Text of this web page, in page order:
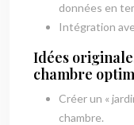
données en
Intégration
Idées
chambre
Créer un «
chambre.